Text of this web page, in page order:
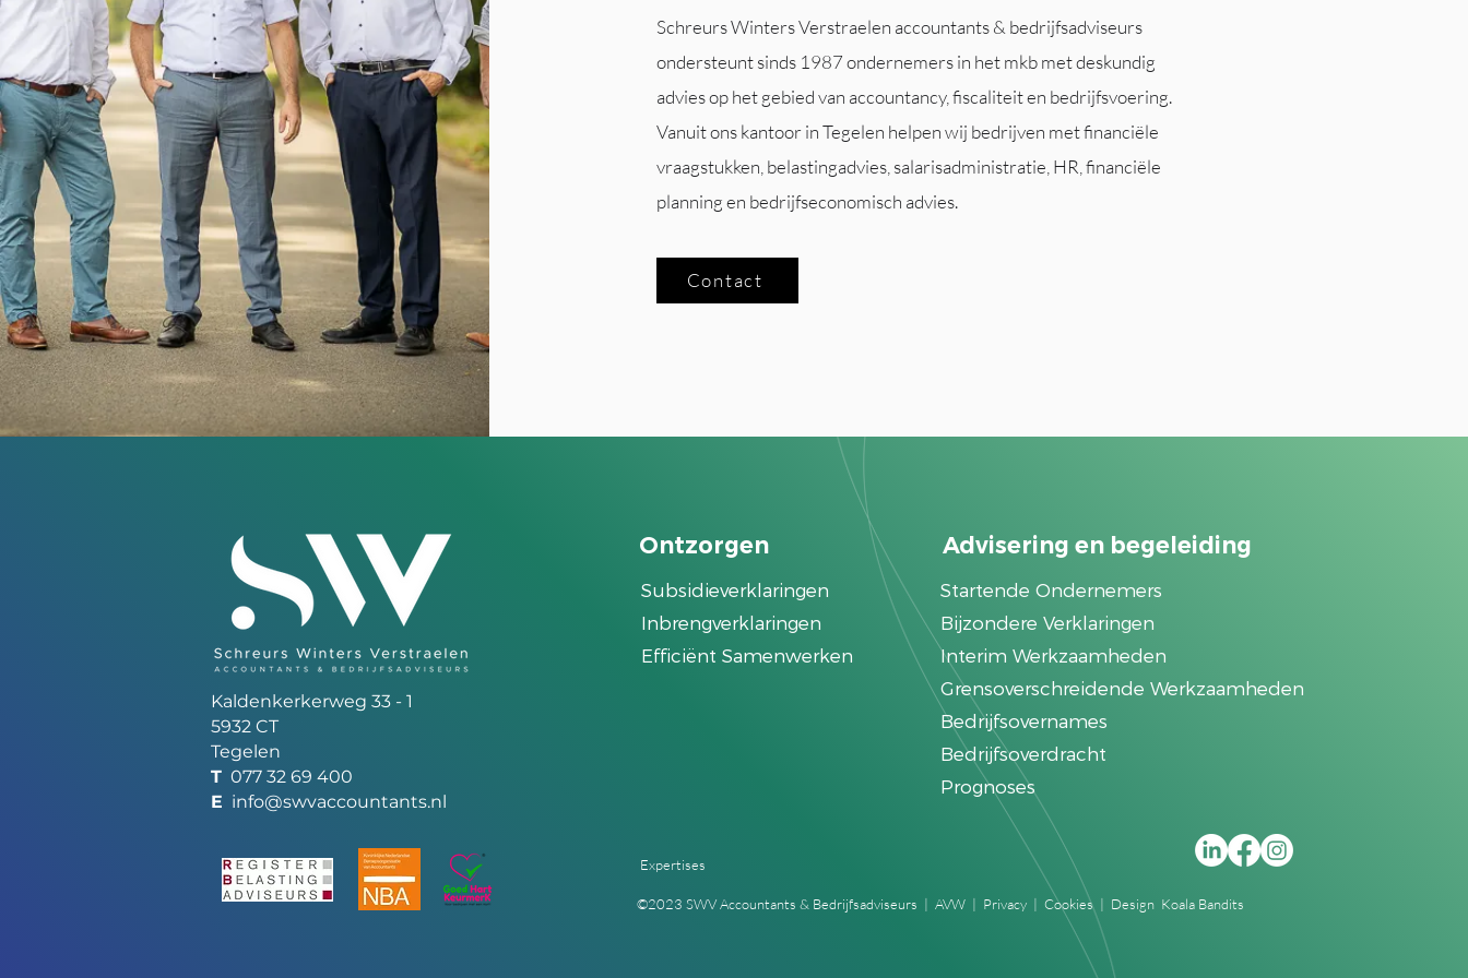
Schreurs Winters Verstraelen accountants & bedrijfsadviseurs
ondersteunt sinds 1987 ondernemers in het mkb met deskundig
advies op het gebied van accountancy, fiscaliteit en bedrijfsvoering.
Vanuit ons kantoor in Tegelen helpen wij bedrijven met financiële
vraagstukken, belastingadvies, salarisadministratie, HR, financiële
planning en bedrijfseconomisch advies.
Contact
Kaldenkerkerweg 33 - 1
5932 CT
Tegelen
T 077 32 69 400
E info@swvaccountants.nl
Advisering en begeleiding
Startende Ondernemers
Bijzondere Verklaringen
Interim Werkzaamheden
Grensoverschreidende Werkzaamheden
Bedrijfsovernames
Bedrijfsoverdracht
Prognoses
Ontzorgen
Subsidieverklaringen
Inbrengverklaringen
Efficiënt Samenwerken
©2023 SWV Accountants & Bedrijfsadviseurs | AVW | Privacy| Cookies | Design Koala Bandits